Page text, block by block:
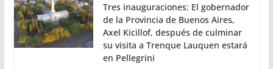
Tres inauguraciones: El gobernador
de la Provincia de Buenos Aires,
Axel Kicillof, después de culminar
su visita a Trenque Lauquen estará
en Pellegrini